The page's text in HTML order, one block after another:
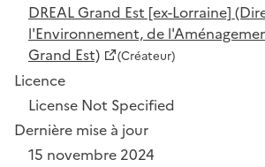
DREAL Grand Est [ex-Lorraine]
l'Environnement, de
Grand Est)
(Créateur)
Licence
License Not Specified
Dernière mise à jour
15 novembre 2024